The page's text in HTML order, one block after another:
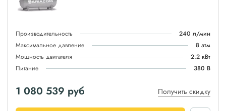
Производительность
240 л/мин
Максимальное давление
8 атм
Мощность двигателя
2.2 кВт
Питание
380 В
1 080 539 руб Получить скидку